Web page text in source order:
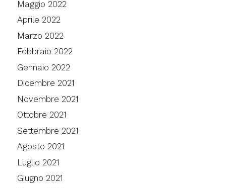
Maggio 2022
Aprile 2022
Marzo 2022
Febbraio 2022
Gennaio 2022
Dicembre 2021
Novembre 2021
Ottobre 2021
Settembre 2021
Agosto 2021
Luglio 2021
Giugno 2021